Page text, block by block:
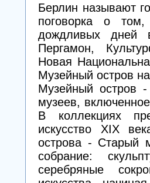
Берлин называют
поговорка о
дождливых дней
Пергамон,
Новая
Музейный остров
Музейный остров -
музеев,
В коллекциях
искусство XIX
острова - Старый
собрание:
серебряные